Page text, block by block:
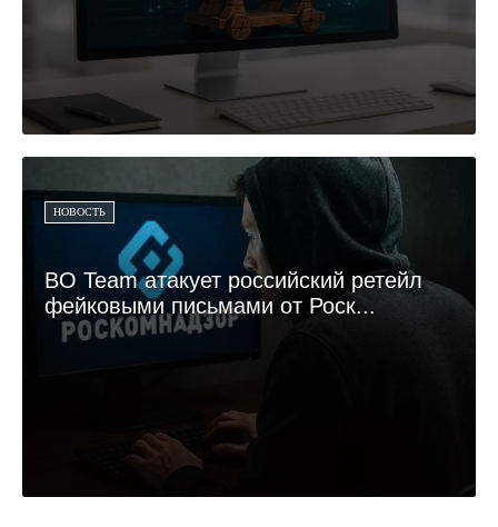
НОВОСТЬ
BO Team атакует российский ретейл
фейковыми письмами от Роск...